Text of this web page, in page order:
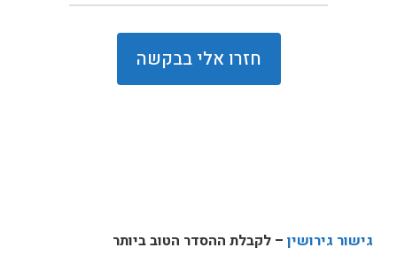
גישור גירושין– לקבלת ההסדר הטוב ביותר